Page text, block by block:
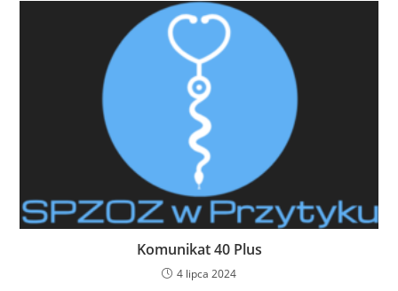
Komunikat 40 Plus
4 lipca 2024